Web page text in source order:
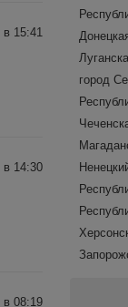
15:41
14:30
08:19
город